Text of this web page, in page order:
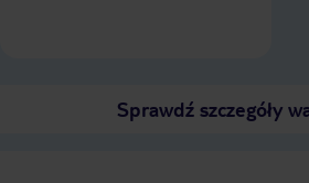
Sprawdź szczegóły